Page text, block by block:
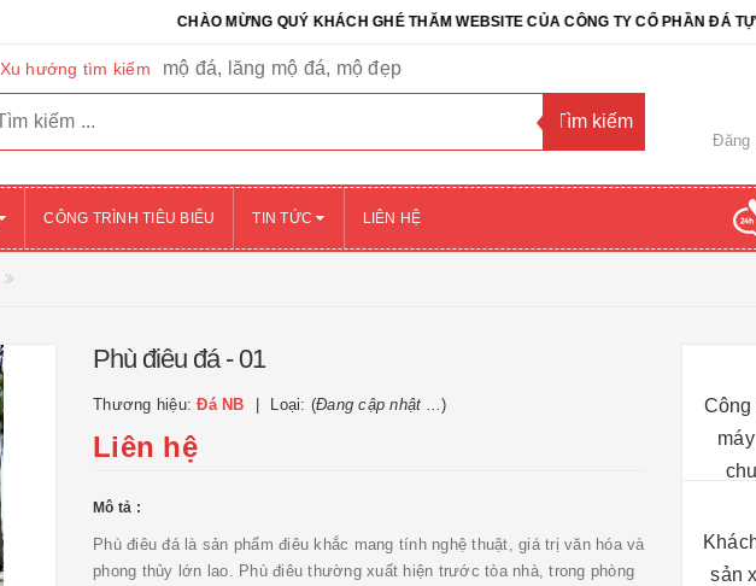
CHÀO MỪNG QUÝ KHÁCH GHÉ THĂM WEBSITE CỦA CÔNG TY CỔ PHẦN ĐÁ TỰ
Xu hướng tìm kiếm mộ đá, lăng mộ đá, mộ đẹp
Đăng
CÔNG TRÌNH TIÊU BIỂU TIN TỨC LIÊN HỆ
Phù điêu đá - 01
Thương hiệu:Đá NB Loại: (Đang cập nhật ...)
Liên hệ
Mô tả :
Phù điêu đá là sản phẩm điêu khắc mang tính nghệ thuật, giá trị văn hóa và
phong thủy lớn lao. Phù điêu thường xuất hiện trước tòa nhà, trong phòng
Công
sản